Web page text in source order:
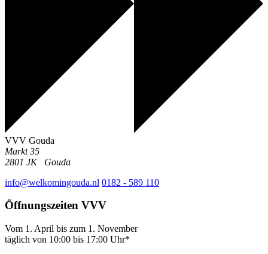
VVV Gouda
Markt 35
2801 JK
Gouda
info@welkomingouda.nl 0182 - 589 110
Öffnungszeiten VVV
Vom 1. April bis zum 1. November
täglich von 10:00 bis 17:00 Uhr*